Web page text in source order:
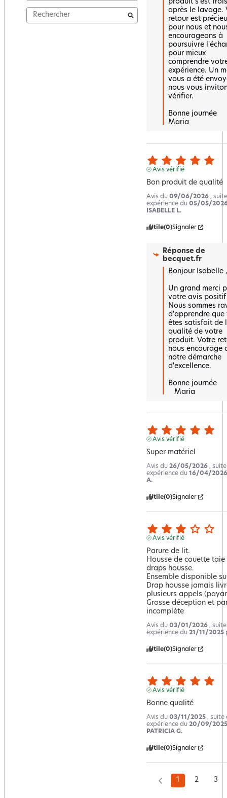
produit s'est
après le lavage.
retour est
pour nous et
encourageons à
poursuivre
pour mieux
comprendre
expérience. Un
vous a été
nous vous
vérifier.
Bonne journée
Maria
Avis vérifié
Bon produit de qualité
Avis du 09/06/2026 ,
expérience du 05/05/
ISABELLE L.
Utile(0)Signaler
Réponse de
becquet.fr
Bonjour Isabelle
Un grand merci
votre avis positif
Nous sommes
d'apprendre que
êtes satisfait de
qualité de votre
produit. Votre
nous encourage
notre démarche
d'excellence.
Bonne journée
   Maria
Avis vérifié
Super matériel
Avis du 26/05/2026 ,
expérience du 16/04/2026
A.
Utile(0)Signaler
Avis vérifié
Parure de lit.
Housse de couette
draps housse.
Ensemble disponible
Drap housse jamais
plusieurs appels
Grosse déception et
incomplète
Avis du 03/01/2026 ,
expérience du 21/11/2025
Utile(0)Signaler
Avis vérifié
Bonne qualité
Avis du 03/11/2025 , suite
expérience du 20/09/2025
PATRICIA G.
Utile(0)Signaler
1 2 3